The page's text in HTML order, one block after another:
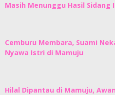
Masih Menunggu Hasil Sidang
Cemburu Membara, Suami
Nyawa Istri di Mamuju
Hilal Dipantau di Mamuju,